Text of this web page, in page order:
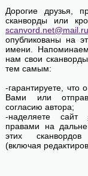
Дорогие друзья,
сканворды или
scanvord.net@mail.ru
опубликованы на
имени.
нам свои
тем самым:
-гарантируете, что
Вами или
согласию автора;
-наделяете сайт
правами на
этих
(включая